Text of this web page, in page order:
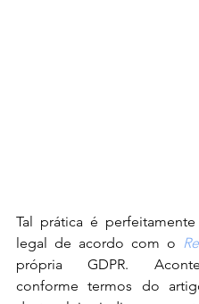
Tal prática é
legal de acordo com o
própria GDPR.
conforme termos do